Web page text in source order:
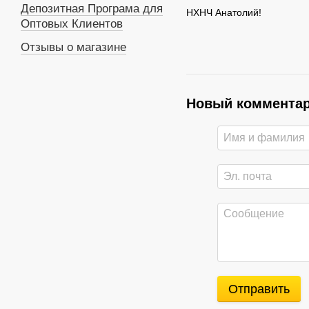
НХНЧ Анатолий!
Новый
Отправить
Депозитная Програма для
Оптовых Клиентов
Отзывы о магазине